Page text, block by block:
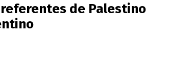
de Palestino